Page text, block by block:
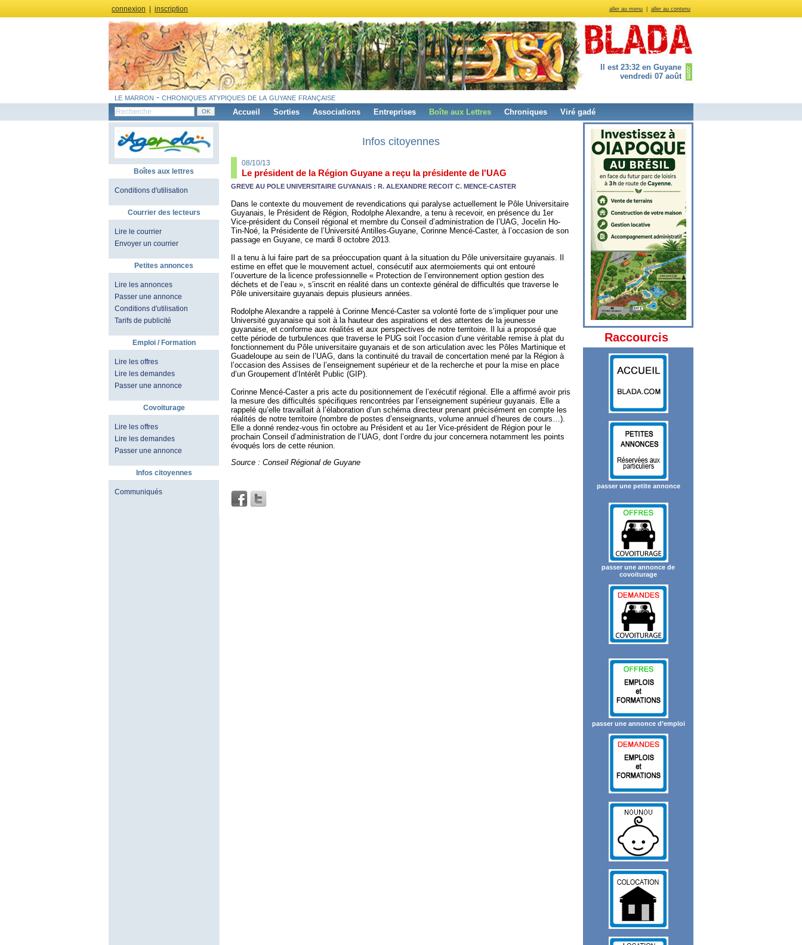
aller au menu aller au contenu
connexion inscription
Il est 23:32 en Guyane
vendredi 07 août
le marron - chroniques atypiques de la guyane française
Accueil Sorties Associations Entreprises Boîte aux Lettres Chroniques Viré gadé
Boîtes aux lettres
Conditions d'utilisation
Courrier des lecteurs
Lire le courrier
Envoyer un courrier
Petites annonces
Lire les annonces
Passer une annonce
Conditions d'utilisation
Tarifs de publicité
Emploi / Formation
Lire les offres
Lire les demandes
Passer une annonce
Covoiturage
Lire les offres
Lire les demandes
Passer une annonce
Infos citoyennes
Communiqués
Infos citoyennes
08/10/13
Le président de la Région Guyane a reçu la présidente de l'UAG
GREVE AU POLE UNIVERSITAIRE GUYANAIS : R. ALEXANDRE RECOIT C. MENCE-CASTER
Dans le contexte du mouvement de revendications qui paralyse actuellement le Pôle Universitaire
Guyanais, le Président de Région, Rodolphe Alexandre, a tenu à recevoir, en présence du 1er
Vice-président du Conseil régional et membre du Conseil d’administration de l’UAG, Jocelin Ho-
Tin-Noé, la Présidente de l’Université Antilles-Guyane, Corinne Mencé-Caster, à l’occasion de son
passage en Guyane, ce mardi 8 octobre 2013.
Il a tenu à lui faire part de sa préoccupation quant à la situation du Pôle universitaire guyanais. Il
estime en effet que le mouvement actuel, consécutif aux atermoiements qui ont entouré
l’ouverture de la licence professionnelle « Protection de l’environnement option gestion des
déchets et de l’eau », s’inscrit en réalité dans un contexte général de difficultés que traverse le
Pôle universitaire guyanais depuis plusieurs années.
Rodolphe Alexandre a rappelé à Corinne Mencé-Caster sa volonté forte de s’impliquer pour une
Université guyanaise qui soit à la hauteur des aspirations et des attentes de la jeunesse
guyanaise, et conforme aux réalités et aux perspectives de notre territoire. Il lui a proposé que
cette période de turbulences que traverse le PUG soit l’occasion d’une véritable remise à plat du
fonctionnement du Pôle universitaire guyanais et de son articulation avec les Pôles Martinique et
Guadeloupe au sein de l’UAG, dans la continuité du travail de concertation mené par la Région à
l’occasion des Assises de l’enseignement supérieur et de la recherche et pour la mise en place
d’un Groupement d’Intérêt Public (GIP).
Corinne Mencé-Caster a pris acte du positionnement de l’exécutif régional. Elle a affirmé avoir pris
la mesure des difficultés spécifiques rencontrées par l’enseignement supérieur guyanais. Elle a
rappelé qu’elle travaillait à l’élaboration d’un schéma directeur prenant précisément en compte les
réalités de notre territoire (nombre de postes d’enseignants, volume annuel d’heures de cours…).
Elle a donné rendez-vous fin octobre au Président et au 1er Vice-président de Région pour le
prochain Conseil d’administration de l’UAG, dont l’ordre du jour concernera notamment les points
évoqués lors de cette réunion.
Source : Conseil Régional de Guyane
Raccourcis
passer une petite annonce
passer une annonce de
covoiturage
passer une annonce d’emploi